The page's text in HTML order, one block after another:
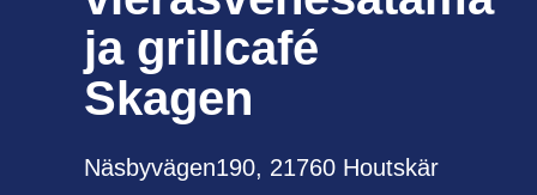
ja grillcafé
Skagen
Näsbyvägen190, 21760 Houtskär